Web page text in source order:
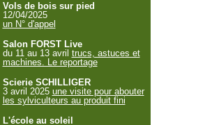
Vols de bois sur pied
12/04/2025
un N° d'appel
Salon FORST Live
du 11 au 13 avril trucs, astuces et
machines. Le reportage
Scierie SCHILLIGER
3 avril 2025 une visite pour abouter
les sylviculteurs au produit fini
L'école au soleil